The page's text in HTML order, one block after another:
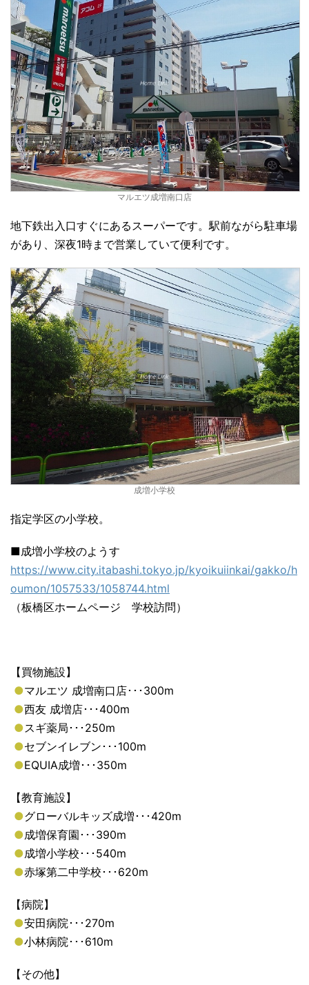
マルエツ成増南口店
地下鉄出入口すぐにあるスーパーです。駅前ながら駐車場
があり、深夜1時まで営業していて便利です。
成増小学校
指定学区の小学校。
■成増小学校のようす
https://www.city.itabashi.tokyo.jp/kyoikuiinkai/gakko/h
oumon/1057533/1058744.html
（板橋区ホームページ 学校訪問）
【買物施設】
●マルエツ 成増南口店･･･300m
●西友 成増店･･･400m
●スギ薬局･･･250m
●セブンイレブン･･･100m
●EQUIA成増･･･350m
【教育施設】
●グローバルキッズ成増･･･420m
●成増保育園･･･390m
●成増小学校･･･540m
●赤塚第二中学校･･･620m
【病院】
●安田病院･･･270m
●小林病院･･･610m
【その他】